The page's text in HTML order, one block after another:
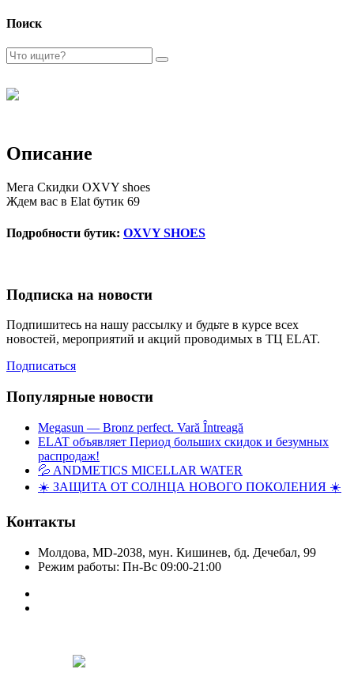
Поиск
Описание
Мега Скидки OXVY shoes
Ждем вас в Elat бутик 69
Подробности бутик: OXVY SHOES
Подписка на новости
Подпишитесь на нашу рассылку и будьте в курсе всех
новостей, мероприятий и акций проводимых в ТЦ ELAT.
Подписаться
Популярные новости
Megasun — Bronz perfect. Vară Întreagă
ELAT объявляет Период больших скидок и безумных
распродаж!
💦 ANDMETICS MICELLAR WATER
☀️ ЗАЩИТА ОТ СОЛНЦА НОВОГО ПОКОЛЕНИЯ ☀️
Контакты
Молдова, MD-2038, мун. Кишинев, бд. Дечебал, 99
Режим работы: Пн-Вс 09:00-21:00